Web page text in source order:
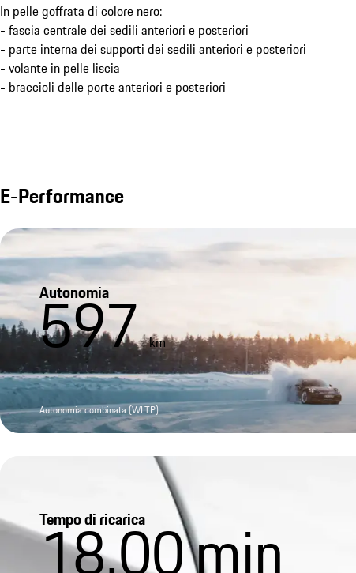
In pelle goffrata di colore nero:
- fascia centrale dei sedili anteriori e posteriori
- parte interna dei supporti dei sedili anteriori e posteriori
- volante in pelle liscia
- braccioli delle porte anteriori e posteriori
E-Performance
Autonomia
597 km
Autonomia combinata (WLTP)
Tempo di ricarica
18,00min